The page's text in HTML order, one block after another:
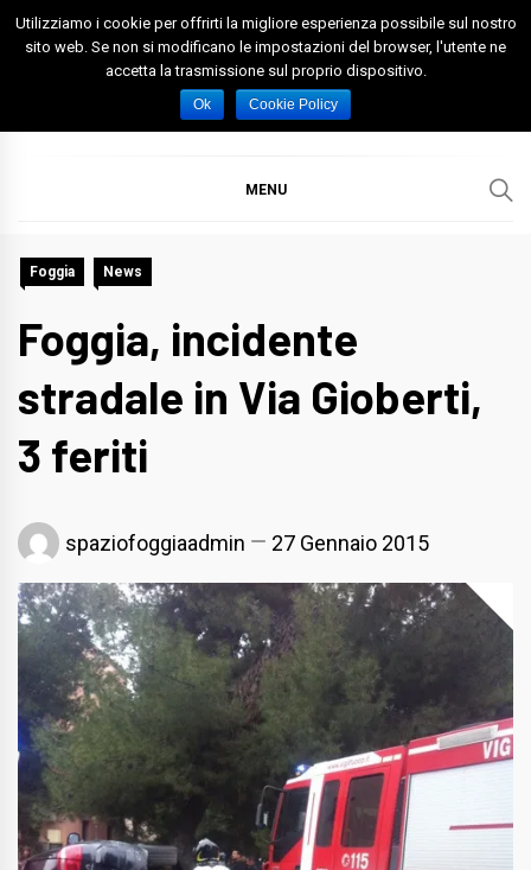
Skip
Spazio Foggia
Foggia News Calcio Eventi e Attività nella Capitanata
MENU
Foggia News
Foggia, incidente
stradale in Via Gioberti,
3 feriti
spaziofoggiaadmin 27 Gennaio 2015
Utilizziamo i cookie per offrirti la migliore esperienza possibile sul nostro
sito web. Se non si modificano le impostazioni del browser, l'utente ne
accetta la trasmissione sul proprio dispositivo.
Ok Cookie Policy